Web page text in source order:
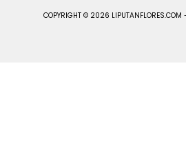
COPYRIGHT © 2026 LIPUTANFLORES.COM